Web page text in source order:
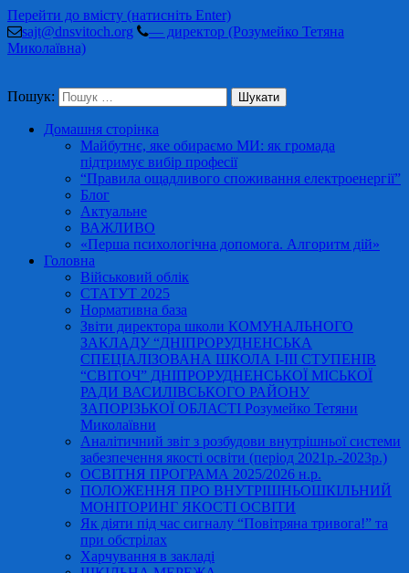
Перейти до вмісту (натисніть Enter)
sajt@dnsvitoch.org
— директор (Розумейко Тетяна
Миколаївна)
Пошук:
Домашня сторінка
Майбутнє, яке обираємо МИ: як громада
підтримує вибір професії
“Правила ощадливого споживання електроенергії”
Блог
Актуальне
ВАЖЛИВО
«Перша психологічна допомога. Алгоритм дій»
Головна
Військовий облік
СТАТУТ 2025
Нормативна база
Звіти директора школи КОМУНАЛЬНОГО
ЗАКЛАДУ “ДНІПРОРУДНЕНСЬКА
СПЕЦІАЛІЗОВАНА ШКОЛА І-ІІІ СТУПЕНІВ
“СВІТОЧ” ДНІПРОРУДНЕНСЬКОЇ МІСЬКОЇ
РАДИ ВАСИЛІВСЬКОГО РАЙОНУ
ЗАПОРІЗЬКОЇ ОБЛАСТІ Розумейко Тетяни
Миколаївни
Аналітичний звіт з розбудови внутрішньої системи
забезпечення якості освіти (період 2021р.-2023р.)
ОСВІТНЯ ПРОГРАМА 2025/2026 н.р.
ПОЛОЖЕННЯ ПРО ВНУТРІШНЬОШКІЛЬНИЙ
МОНІТОРИНГ ЯКОСТІ ОСВІТИ
Як діяти під час сигналу “Повітряна тривога!” та
при обстрілах
Харчування в закладі